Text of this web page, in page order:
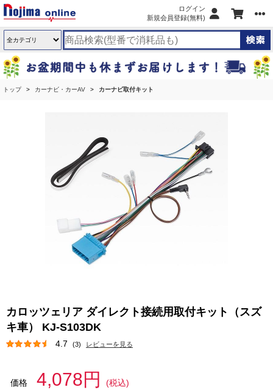
ログイン
新規会員登録(無料)
トップ カーナビ・カーAV カーナビ取付キット
カロッツェリア ダイレクト接続用取付キット（スズ
キ車） KJ-S103DK
4.7 (3) レビューを見る
価格 4,078円
(税込)